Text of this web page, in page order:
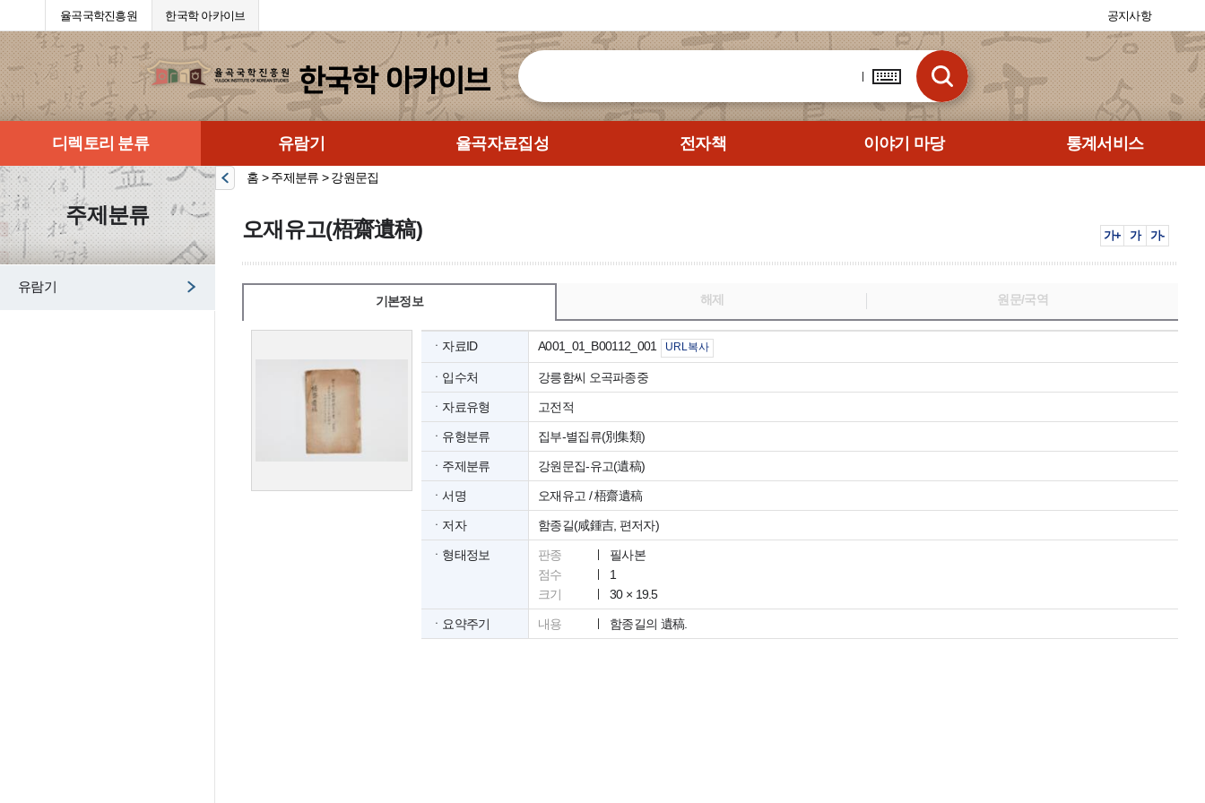
율곡국학진흥원 한국학 아카이브 공지사항
디렉토리 분류 유람기 율곡자료집성 전자책 이야기 마당 통계서비스
주제분류
유람기
홈 > 주제분류 > 강원문집
오재유고(梧齋遺稿) 가+ 가 가-
기본정보 해제 원문/국역
ㆍ자료ID A001_01_B00112_001 URL복사
ㆍ입수처 강릉함씨 오곡파종중
ㆍ자료유형 고전적
ㆍ유형분류 집부-별집류(別集類)
ㆍ주제분류 강원문집-유고(遺稿)
ㆍ서명 오재유고 / 梧齋遺稿
ㆍ저자 함종길(咸鍾吉, 편저자)
ㆍ형태정보 판종
필사본
점수
1
크기
30 × 19.5
ㆍ요약주기 내용 함종길의 遺稿.